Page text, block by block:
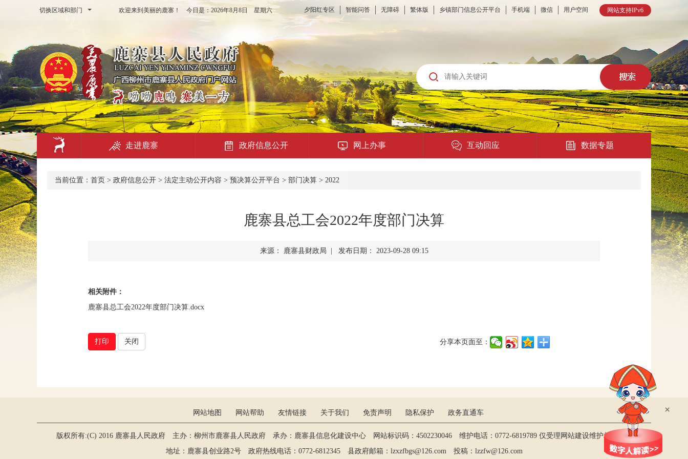
切换区域和部门 网站支持IPv6
夕阳红专区 智能问答 无障碍 繁体版 乡镇部门信息公开平台 手机端 微信 用户空间
欢迎来到美丽的鹿寨！ 今日是： 2026年8月8日 星期六
走进鹿寨 政府信息公开 网上办事
便民提示
查询服务
互动回应 数据专题
当前位置： 首页 > 政府信息公开 > 法定主动公开内容 > 预决算公开平台 > 部门决算 > 2022
鹿寨县总工会2022年度部门决算
来源： 鹿寨县财政局 | 发布日期： 2023-09-28 09:15
相关附件：
鹿寨县总工会2022年度部门决算.docx
打印 关闭 分享本页面至：
×
网站地图 网站帮助 友情链接 关于我们 免责声明 隐私保护 政务直通车
版权所有:(C) 2016 鹿寨县人民政府 主办：柳州市鹿寨县人民政府 承办：鹿寨县信息化建设中心 网站标识码：4502230046 维护电话：0772-6819789 仅受理网站建设维护相关事宜
地址：鹿寨县创业路2号 政府热线电话：0772-6812345 县政府邮箱：lzxzfbgs@126.com 投稿：lzzfw@126.com